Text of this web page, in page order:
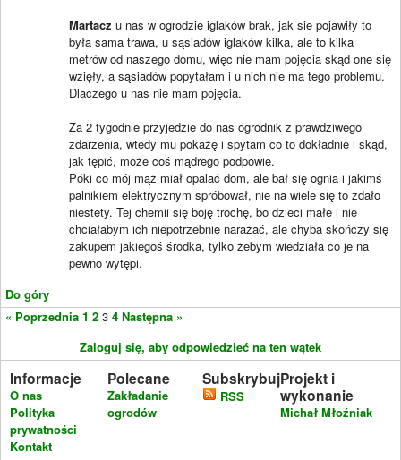
Do góry
Martacz u nas w ogrodzie iglaków brak, jak sie pojawiły to
była sama trawa, u sąsiadów iglaków kilka, ale to kilka
metrów od naszego domu, więc nie mam pojęcia skąd one się
wzięły, a sąsiadów popytałam i u nich nie ma tego problemu.
Dlaczego u nas nie mam pojęcia.
Za 2 tygodnie przyjedzie do nas ogrodnik z prawdziwego
zdarzenia, wtedy mu pokażę i spytam co to dokładnie i skąd,
jak tępić, może coś mądrego podpowie.
Póki co mój mąż miał opalać dom, ale bał się ognia i jakimś
palnikiem elektrycznym spróbował, nie na wiele się to zdało
niestety. Tej chemii się boję trochę, bo dzieci małe i nie
chciałabym ich niepotrzebnie narażać, ale chyba skończy się
zakupem jakiegoś środka, tylko żebym wiedziała co je na
pewno wytępi.
« Poprzednia 1 2 3 4 Następna »
Zaloguj się, aby odpowiedzieć na ten wątek
Informacje
O nas
Polityka
prywatności
Kontakt
Polecane
Zakładanie
ogrodów
Subskrybuj
RSS
Projekt i
wykonanie
Michał Młoźniak